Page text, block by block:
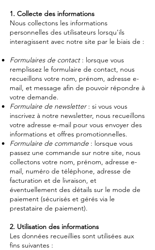
1. Collecte des informations
Nous collectons les informations
personnelles des utilisateurs lorsqu'ils
interagissent avec notre site par le biais de :
Formulaires de contact: lorsque vous
remplissez le formulaire de contact, nous
recueillons votre nom, prénom, adresse e-
mail, et message afin de pouvoir répondre à
votre demande.
Formulaire de newsletter: si vous vous
inscrivez à notre newsletter, nous recueillons
votre adresse e-mail pour vous envoyer des
informations et offres promotionnelles.
Formulaire de commande : lorsque vous
passez une commande sur notre site, nous
collectons votre nom, prénom, adresse e-
mail, numéro de téléphone, adresse de
facturation et de livraison, et
éventuellement des détails sur le mode de
paiement (sécurisés et gérés via le
prestataire de paiement).
2. Utilisation des informations
Les données recueillies sont utilisées aux
fins suivantes :